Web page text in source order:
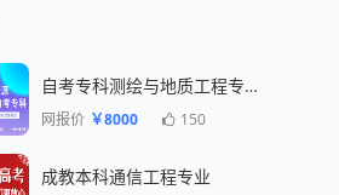
自考专科测绘与地质工程专业一年毕业
网报价 ￥8000 150
成教本科通信工程专业